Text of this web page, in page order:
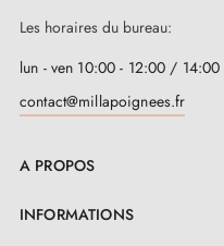
Les horaires du bureau:
lun - ven 10:00 - 12:00 / 14:00
contact@millapoignees.fr
A PROPOS
INFORMATIONS